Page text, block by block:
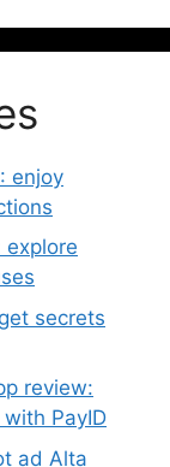
enjoy
explore
secrets
review:
PayID
ad Alta